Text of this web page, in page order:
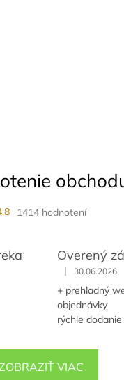
1414 hodnotení
Overený
| 30.06.2026
+ prehľadný
objednávky
rýchle
VIAC